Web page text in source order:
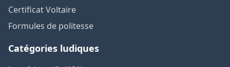
Certificat Voltaire
Formules de politesse
Catégories ludiques